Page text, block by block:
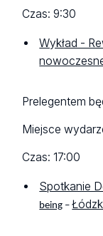
Czas: 9:30
Wykład -
Prelegentem
Miejsce
Czas: 17:00
Spotkanie
being –